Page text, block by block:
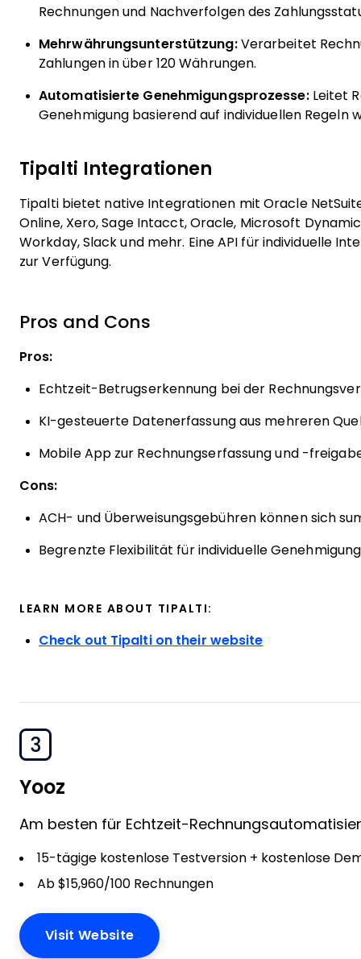
Rechnungen und Nachverfolgen des
Mehrwährungsunterstützung:Verarbeitet
Zahlungen in über 120 Währungen.
Automatisierte Genehmigungsprozesse:Leitet
Genehmigung basierend auf individuellen Regeln
Tipalti Integrationen
Tipalti bietet native Integrationen mit Oracle
Online, Xero, Sage Intacct, Oracle, Microsoft
Workday, Slack und mehr. Eine API für individuelle
zur Verfügung.
Pros and Cons
Pros:
Echtzeit-Betrugserkennung bei der
KI-gesteuerte Datenerfassung aus mehreren
Mobile App zur Rechnungserfassung und -
Cons:
ACH- und Überweisungsgebühren können sich
Begrenzte Flexibilität für individuelle
LEARN MORE ABOUT TIPALTI:
Check out Tipalti on their website
3
Yooz
Am besten für Echtzeit-
15-tägige kostenlose Testversion + kostenlose
Ab $15,960/100 Rechnungen
Visit Website